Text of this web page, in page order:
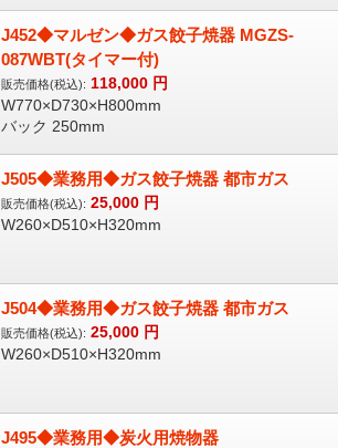
J452◆マルゼン◆ガス餃子焼器 MGZS-
087WBT(タイマー付)
販売価格(税込): 118,000 円
W770×D730×H800mm
バック 250mm
J505◆業務用◆ガス餃子焼器 都市ガス
販売価格(税込): 25,000 円
W260×D510×H320mm
J504◆業務用◆ガス餃子焼器 都市ガス
販売価格(税込): 25,000 円
W260×D510×H320mm
J495◆業務用◆炭火用焼物器